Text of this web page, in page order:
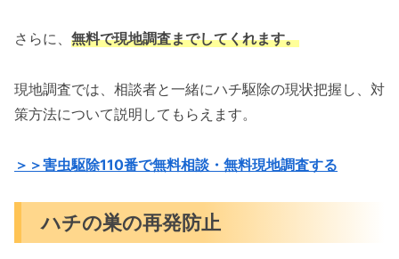
さらに、 無料で現地調査までしてくれます。
現地調査では、相談者と一緒にハチ駆除の現状把握し、対
策方法について説明してもらえます。
＞＞害虫駆除110番で無料相談・無料現地調査する
ハチの巣の再発防止